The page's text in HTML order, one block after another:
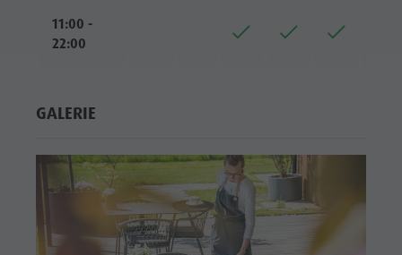
11:00 -
22:00
GALERIE